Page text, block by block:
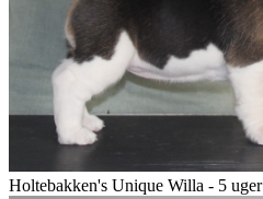
Holtebakken's Unique Willa - 5 uger